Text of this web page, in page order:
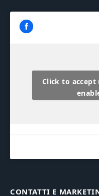
Click to
CONTATTI E